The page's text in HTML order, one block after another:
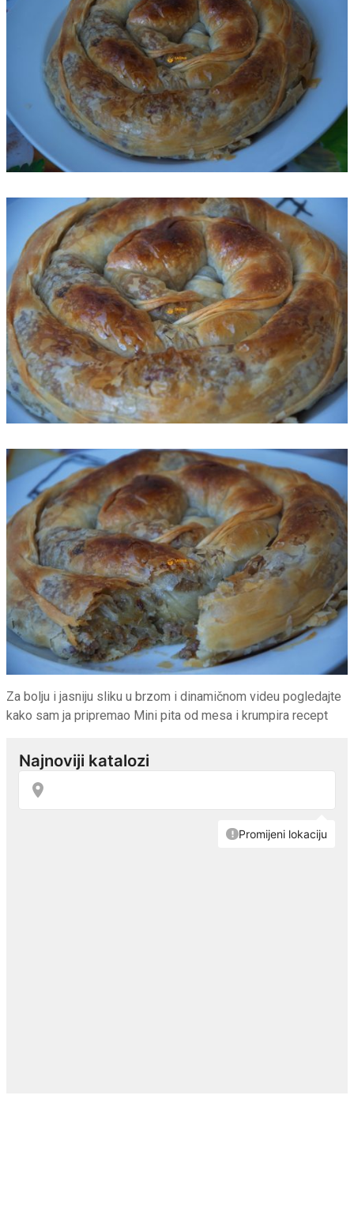
Za bolju i jasniju sliku u brzom i dinamičnom videu pogledajte
kako sam ja pripremao Mini pita od mesa i krumpira recept